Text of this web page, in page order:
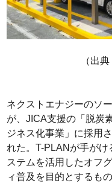
（出
ネクストエナジーのソ
が、JICA支援の「脱炭
ジネス化事業」に採用
れた。T-PLANが手が
ステムを活用したオフ
ィ普及を目的とするも